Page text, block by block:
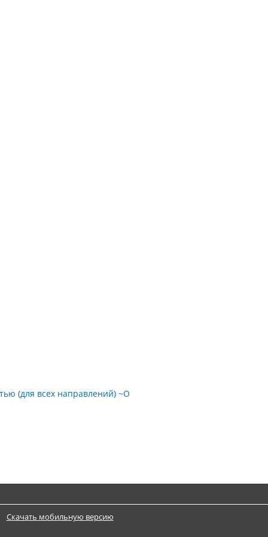
(для всех направлений) ~О
Скачать мобильную версию